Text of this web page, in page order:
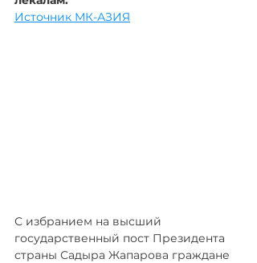
Источник МК-АЗИЯ
С избранием на высший
государственный пост Президента
страны Садыра Жапарова граждане